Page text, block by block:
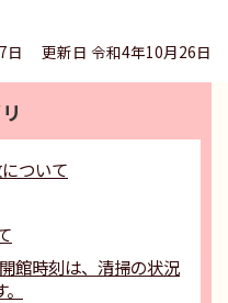
日 更新日 令和4年10月26日
ついて
館時刻は、清掃の状況